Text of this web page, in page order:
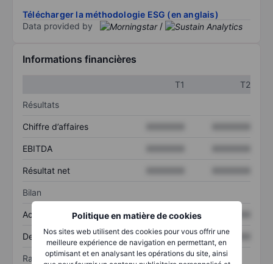
Politique en matière de cookies
Nos sites web utilisent des cookies pour vous offrir une
meilleure expérience de navigation en permettant, en
optimisant et en analysant les opérations du site, ainsi
Télécharger la méthodologie ESG (en anglais)
Data provided by
/
Informations financières
T1
T2
Résultats
Chiffre d’affaires
EBITDA
Résultat net
Bilan
Actif total XXXXXXX
Dette totale XXXXXXX XXXXXXX
Ratios